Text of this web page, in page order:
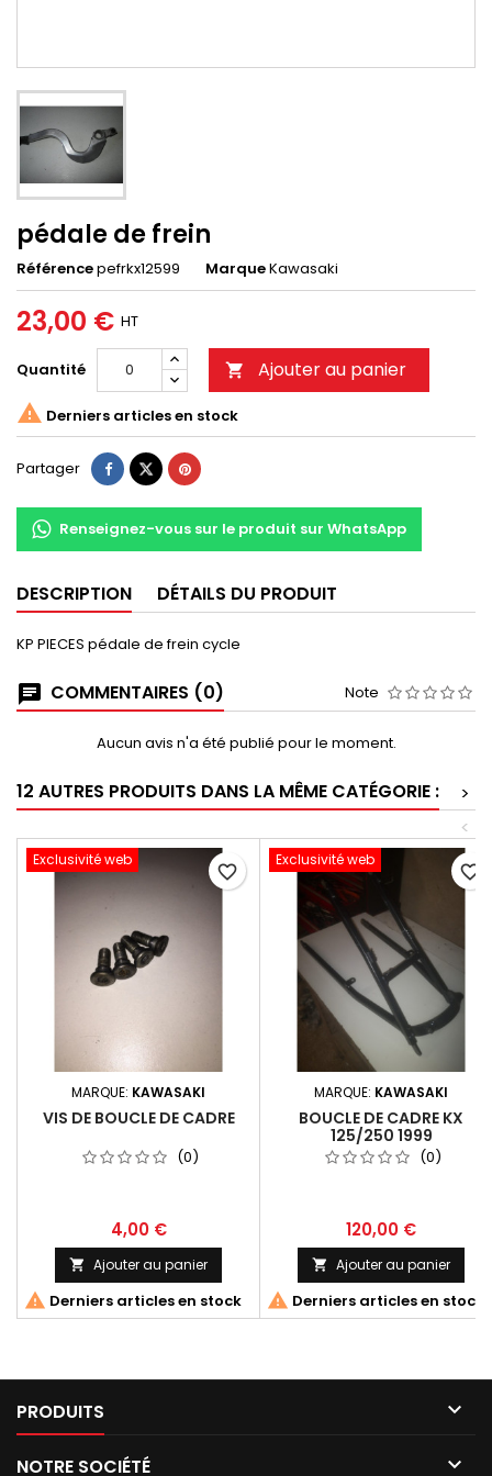
pédale de frein
Référencepefrkx12599 MarqueKawasaki
23,00 € HT
Quantité  Ajouter au panier
 Derniers articles en stock
Partager
Renseignez-vous sur le produit sur WhatsApp
DESCRIPTION DÉTAILS DU PRODUIT
KP PIECES pédale de frein cycle
COMMENTAIRES (0) Note
Aucun avis n'a été publié pour le moment.
12 AUTRES PRODUITS DANS LA MÊME CATÉGORIE :
>
<
Exclusivité web
MARQUE: KAWASAKI
VIS DE BOUCLE DE CADRE
(0)
4,00 €
 Ajouter au panier
 Derniers articles en stock
favorite_border
Exclusivité web
MARQUE: KAWASAKI
BOUCLE DE CADRE KX
125/250 1999
(0)
120,00 €
 Ajouter au panier
 Derniers articles en stock
favorite_border
PRODUITS 
NOTRE SOCIÉTÉ 